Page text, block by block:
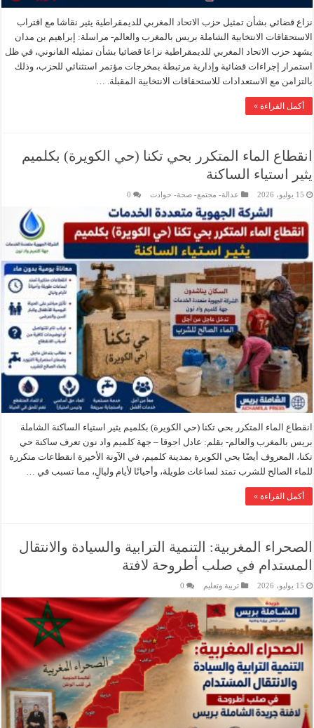
نزاع قضائي بشأن تمثيل حزب الاتحاد المغربي للديمقراطية يثير نقاشا مع اقتراب
الاستحقاقات الانتخابية الشاملة بريس بالمغرب والعالم- مراسلة: إبراهيم بن مدان
يشهد حزب الاتحاد المغربي للديمقراطية نزاعا قضائيا بشأن تمثيله القانوني، في ظل
استمرار إجراءات قضائية وإدارية مرتبطة بمخرجات مؤتمر استثنائي للحزب، وذلك
بالتزامن مع الاستعدادات للاستحقاقات الانتخابية المقبلة. …
أكمل القراءة »
انقطاع الماء المتكرر بحي تكنا (حي الكويرة) بكلميم
يثير استياء الساكنة
15 يوليو، 2026 عدالة- مجتمع- صحة- حوادت 0
انقطاع الماء المتكرر بحي تكنا (حي الكويرة) بكلميم يثير استياء الساكنة الشاملة
بريس بالمغرب والعالم- بقلم: عادل اجوقا – جهة كلميم واد نون تعرف ساكنة حي
تكنا، المعروف أيضًا بحي الكويرة بمدينة كلميم، في الآونة الأخيرة انقطاعات متكررة
للماء الصالح للشرب تمتد لساعات طويلة، وأحيانًا لأيام وليالٍ، مما تسبب في …
أكمل القراءة »
الصحراء المغربية: التنمية الترابية والسيادة والانتقال
المستدام في صلب أطروحة لافتة
15 يوليو، 2026 تربية وتعليم 0